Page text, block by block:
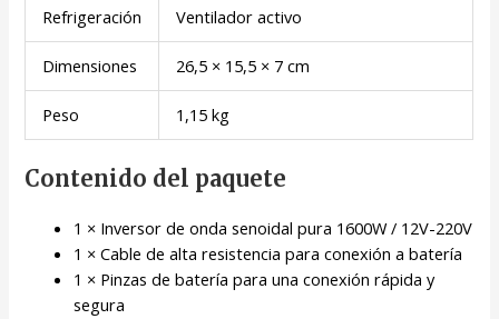
Refrigeración Ventilador activo
Dimensiones 26,5 × 15,5 × 7 cm
Peso 1,15 kg
Contenido del paquete
1 × Inversor de onda senoidal pura 1600W / 12V-220V
1 × Cable de alta resistencia para conexión a batería
1 × Pinzas de batería para una conexión rápida y
segura